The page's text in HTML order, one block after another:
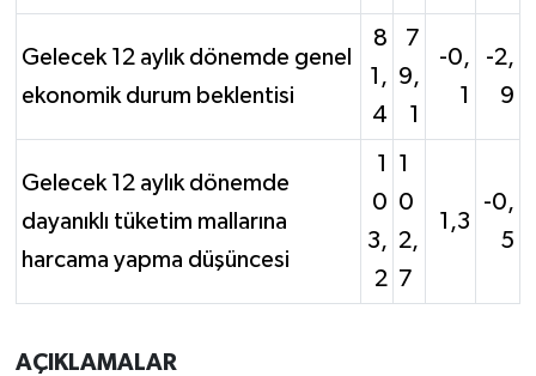
Gelecek 12 aylık dönemde genel
ekonomik durum beklentisi
8
1,
4
7
9,
1
-0,
1
-2,
9
Gelecek 12 aylık dönemde
dayanıklı tüketim mallarına
harcama yapma düşüncesi
1
0
3,
2
1
0
2,
7
1,3
-0,
5
AÇIKLAMALAR